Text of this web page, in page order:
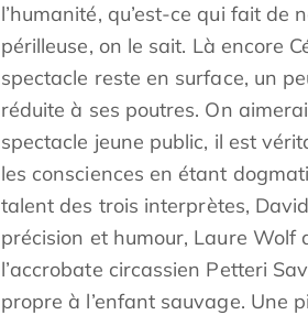
l’humanité, qu’est-ce qui fait de
périlleuse, on le sait. Là encore
spectacle reste en surface, un
réduite à ses poutres. On
spectacle jeune public, il est
les consciences en étant
talent des trois interprètes,
précision et humour, Laure
l’accrobate circassien Petteri
propre à l’enfant sauvage. Une